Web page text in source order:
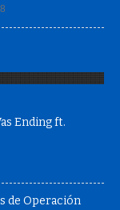
Ending ft.
de Operación